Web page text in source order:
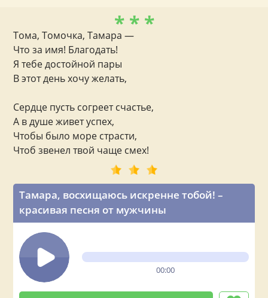
Тамара, восхищаюсь искренне тобой! –
красивая песня от мужчины
00:00
* * *
Тома, Томочка, Тамара —
Что за имя! Благодать!
Я тебе достойной пары
В этот день хочу желать,
Сердце пусть согреет счастье,
А в душе живет успех,
Чтобы было море страсти,
Чтоб звенел твой чаще смех!